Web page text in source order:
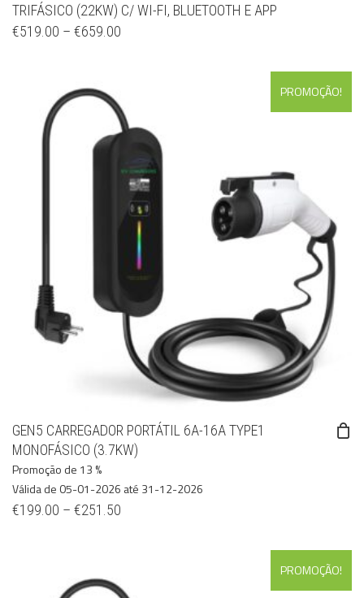
TRIFÁSICO (22KW) C/ WI-FI, BLUETOOTH E APP
€519.00 – €659.00
PROMOÇÃO!
GEN5 CARREGADOR PORTÁTIL 6A-16A TYPE1
MONOFÁSICO (3.7KW)
Promoção de 13 %
Válida de 05-01-2026 até 31-12-2026
€199.00 – €251.50
PROMOÇÃO!